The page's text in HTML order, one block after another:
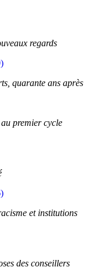
regards
quarante ans après
au premier cycle
et institutions
des conseillers